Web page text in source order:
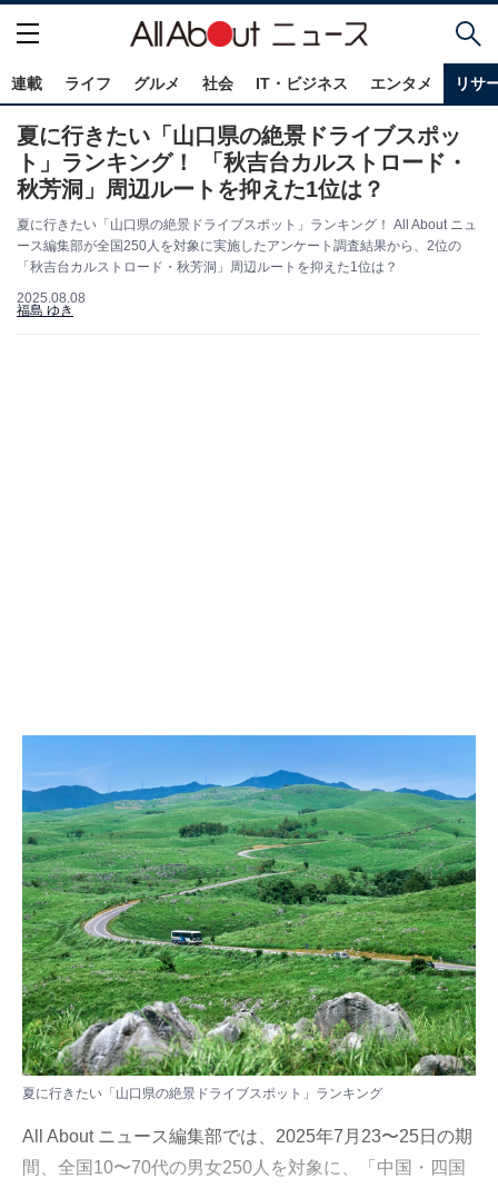
連載 ライフ グルメ 社会 IT・ビジネス エンタメ リサ
夏に行きたい「山口県の絶景ドライブスポッ
ト」ランキング！ 「秋吉台カルストロード・
秋芳洞」周辺ルートを抑えた1位は？
夏に行きたい「山口県の絶景ドライブスポット」ランキング！ All About ニュ
ース編集部が全国250人を対象に実施したアンケート調査結果から、2位の
「秋吉台カルストロード・秋芳洞」周辺ルートを抑えた1位は？
2025.08.08
福島 ゆき
夏に行きたい「山口県の絶景ドライブスポット」ランキング
All About ニュース編集部では、2025年7月23〜25日の期
間、全国10〜70代の男女250人を対象に、「中国・四国